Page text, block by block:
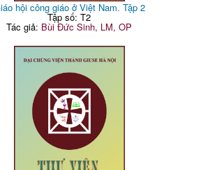
hội công giáo ở Việt Nam. Tập 2
Tập số: T2
Tác giả: Bùi Đức Sinh, LM, OP